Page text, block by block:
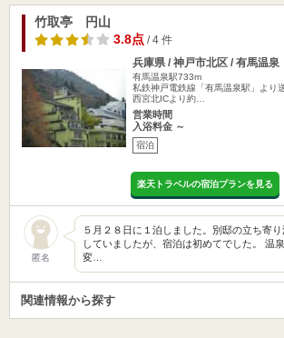
竹取亭 円山
3.8点/ 4 件
兵庫県 / 神戸市北区 / 有馬温泉
有馬温泉駅733m
私鉄神戸電鉄線「有馬温泉駅」より
西宮北ICより約…
営業時間
入浴料金 ～
宿泊
楽天トラベルの宿泊プランを見る
匿名
５月２８日に１泊しました。別邸の立ち寄
していましたが、宿泊は初めてでした。 温
変…
関連情報から探す